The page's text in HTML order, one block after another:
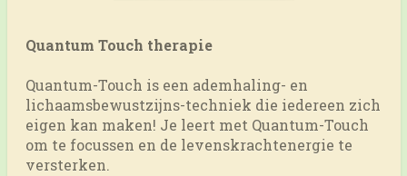
Quantum Touch therapie
Quantum-Touch is een ademhaling- en
lichaamsbewustzijns-techniek die iedereen zich
eigen kan maken! Je leert met Quantum-Touch
om te focussen en de levenskrachtenergie te
versterken.